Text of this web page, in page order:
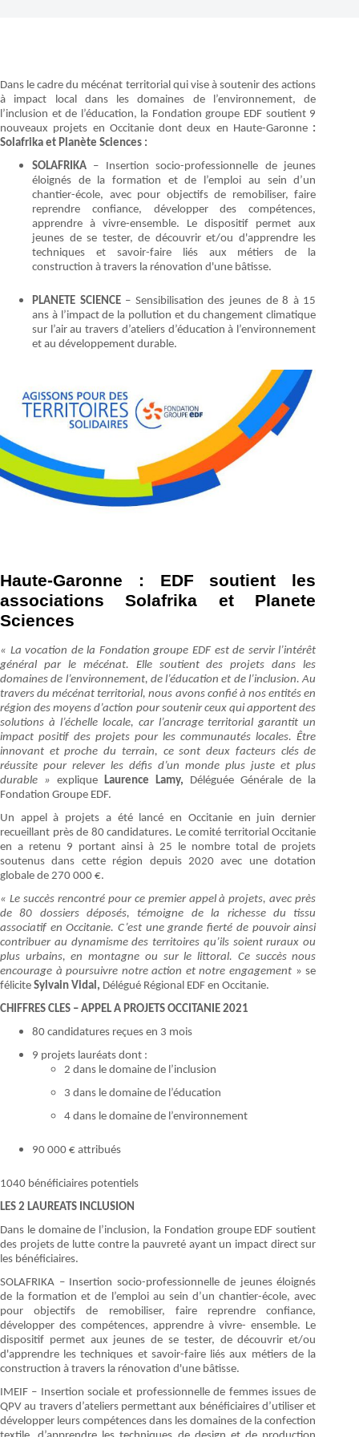
Dans le cadre du mécénat territorial qui vise à soutenir des actions
à impact local dans les domaines de l’environnement, de
l’inclusion et de l’éducation, la Fondation groupe EDF soutient 9
nouveaux projets en Occitanie dont deux en Haute-Garonne :
Solafrika et Planète Sciences :
SOLAFRIKA – Insertion socio-professionnelle de jeunes
éloignés de la formation et de l’emploi au sein d’un
chantier-école, avec pour objectifs de remobiliser, faire
reprendre confiance, développer des compétences,
apprendre à vivre-ensemble. Le dispositif permet aux
jeunes de se tester, de découvrir et/ou d'apprendre les
techniques et savoir-faire liés aux métiers de la
construction à travers la rénovation d'une bâtisse.
PLANETE SCIENCE– Sensibilisation des jeunes de 8 à 15
ans à l’impact de la pollution et du changement climatique
sur l’air au travers d’ateliers d’éducation à l’environnement
et au développement durable.
Haute-Garonne : EDF soutient les
associations Solafrika et Planete
Sciences
« La vocation de la Fondation groupe EDF est de servir l’intérêt
général par le mécénat. Elle soutient des projets dans les
domaines de l’environnement, de l’éducation et de l’inclusion. Au
travers du mécénat territorial, nous avons confié à nos entités en
région des moyens d’action pour soutenir ceux qui apportent des
solutions à l’échelle locale, car l’ancrage territorial garantit un
impact positif des projets pour les communautés locales. Être
innovant et proche du terrain, ce sont deux facteurs clés de
réussite pour relever les défis d’un monde plus juste et plus
durable »expliqueLaurence Lamy, Déléguée Générale de la
Fondation Groupe EDF.
Un appel à projets a été lancé en Occitanie en juin dernier
recueillant près de 80 candidatures. Le comité territorial Occitanie
en a retenu 9 portant ainsi à 25 le nombre total de projets
soutenus dans cette région depuis 2020 avec une dotation
globale de 270 000 €.
« Le succès rencontré pour ce premier appel à projets, avec près
de 80 dossiers déposés, témoigne de la richesse du tissu
associatif en Occitanie. C’est une grande fierté de pouvoir ainsi
contribuer au dynamisme des territoires qu’ils soient ruraux ou
plus urbains, en montagne ou sur le littoral. Ce succès nous
encourage à poursuivre notre action et notre engagement » se
félicite Sylvain Vidal, Délégué Régional EDF en Occitanie.
CHIFFRES CLES – APPEL A PROJETS OCCITANIE 2021
80 candidatures reçues en 3 mois
9 projets lauréats dont :
2 dans le domaine de l’inclusion
3 dans le domaine de l’éducation
4 dans le domaine de l’environnement
90 000 € attribués
1040 bénéficiaires potentiels
LES 2 LAUREATS INCLUSION
Dans le domaine de l’inclusion, la Fondation groupe EDF soutient
des projets de lutte contre la pauvreté ayant un impact direct sur
les bénéficiaires.
SOLAFRIKA – Insertion socio-professionnelle de jeunes éloignés
de la formation et de l’emploi au sein d’un chantier-école, avec
pour objectifs de remobiliser, faire reprendre confiance,
développer des compétences, apprendre à vivre- ensemble. Le
dispositif permet aux jeunes de se tester, de découvrir et/ou
d'apprendre les techniques et savoir-faire liés aux métiers de la
construction à travers la rénovation d'une bâtisse.
IMEIF – Insertion sociale et professionnelle de femmes issues de
QPV au travers d’ateliers permettant aux bénéficiaires d’utiliser et
développer leurs compétences dans les domaines de la confection